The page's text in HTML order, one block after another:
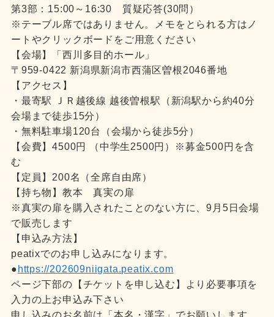
第3部：15:00～16:30 質疑応答(30問）
※テーブル席ではありません。メモをとられる方はノ
ートやクリックボードをご用意ください
【会場】「西川多目的ホール」
〒959-0422 新潟県新潟市西蒲区曽根2046番地
【アクセス】
・最寄駅 ＪＲ越後線 越後曽根駅（新潟駅から約40分
会場まで徒歩15分）
・無料駐車場120台（会場から徒歩5分）
【会費】4500円 （中学生2500円）※募金500円を含
む
【定員】200名（全席自由席）
【持ち物】教本 真実の扉
※真実の扉を購入されたことのない方に、9月5日会場
で販売します
【申込み方法】
peatixでのお申し込みになります。
●https://202609niigata.peatix.com
ページ下部の【チケットを申し込む】より必要事項を
入力の上お申込み下さい
申し込みのお名前は「本名・漢字」でお願いします